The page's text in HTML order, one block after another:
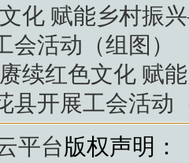
化 赋能乡村振
会活动（组图）
续红色文化 赋
县开展工会活动
平台版权声明：